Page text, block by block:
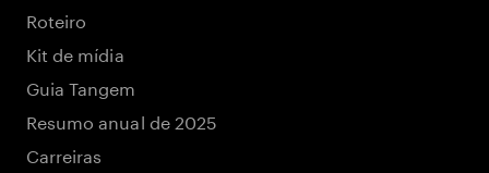
Roteiro
Kit de mídia
Guia Tangem
Resumo anual de 2025
Carreiras